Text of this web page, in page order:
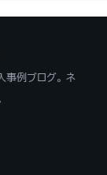
事例ブログ。 ネ